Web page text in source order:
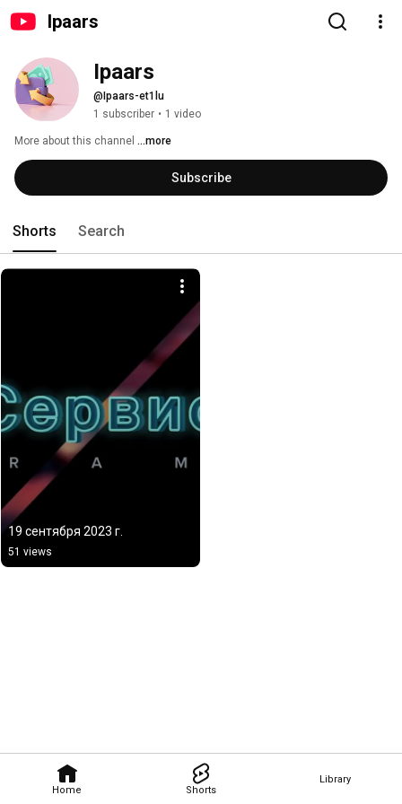
Ipaars
Home Shorts
Library
Ipaars
@Ipaars-et1lu
1 subscriber • 1 video
More about this channel ...more
Subscribe
Shorts Search
19 сентября 2023 г.
51 views